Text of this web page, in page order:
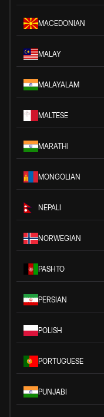
MACEDONIAN
MALAY
MALAYALAM
MALTESE
MARATHI
MONGOLIAN
NEPALI
NORWEGIAN
PASHTO
PERSIAN
POLISH
PORTUGUESE
PUNJABI